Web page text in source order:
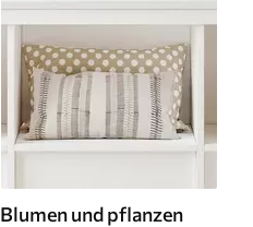
Blumen und pflanzen